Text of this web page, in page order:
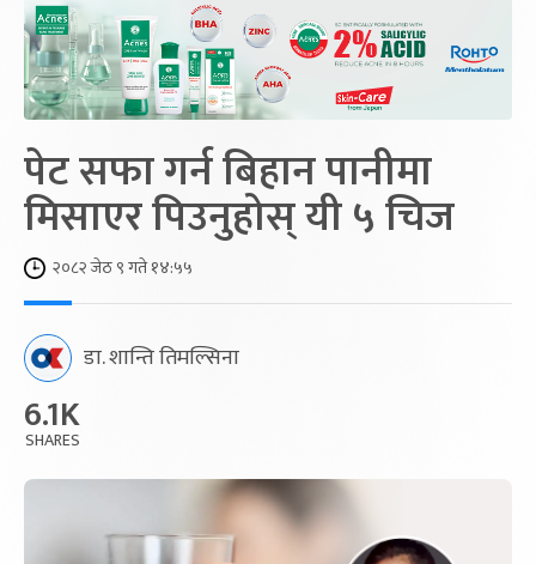
पेट सफा गर्न बिहान पानीमा
मिसाएर पिउनुहोस् यी ५ चिज
२०८२ जेठ ९ गते १४:५५
डा. शान्ति तिमल्सिना
6.1K
SHARES